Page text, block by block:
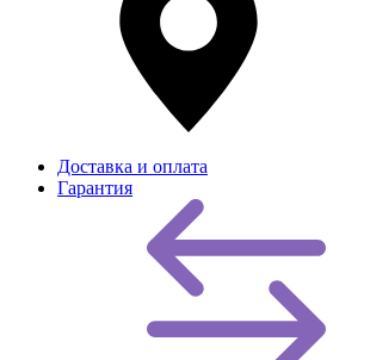
Доставка и оплата
Гарантия